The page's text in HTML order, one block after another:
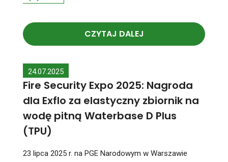
CZYTAJ DALEJ
24.07.2025
Fire Security Expo 2025: Nagroda
dla Exflo za elastyczny zbiornik na
wodę pitną Waterbase D Plus
(TPU)
23 lipca 2025 r. na PGE Narodowym w Warszawie